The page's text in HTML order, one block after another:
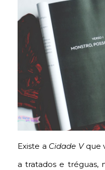
Existe a Cidade Vque
a tratados e tréguas,